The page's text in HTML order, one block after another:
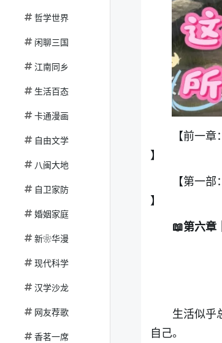
哲学世界
闲聊三国
江南同乡
生活百态
卡通漫画
自由文学
八闽大地
自卫家防
婚姻家庭
新❀华漫
现代科学
汉学沙龙
网友荐歌
香茗一席
【前一章：
】
【第一部：
】
📖第六章
生活似乎
自己。